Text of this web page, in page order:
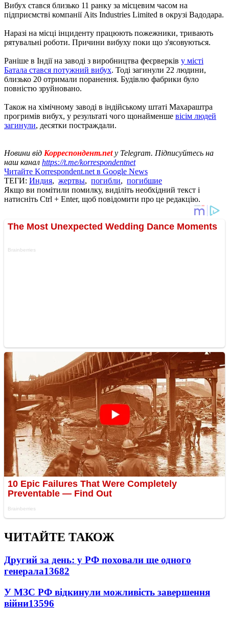
Вибух стався близько 11 ранку за місцевим часом на
підприємстві компанії Aits Industries Limited в окрузі Вадодара.
Наразі на місці інциденту працюють пожежники, тривають
рятувальні роботи. Причини вибуху поки що з'ясовуються.
Раніше в Індії на заводі з виробництва феєрверків у місті
Батала стався потужний вибух. Тоді загинули 22 людини,
близько 20 отримали поранення. Будівлю фабрики було
повністю зруйновано.
Також на хімічному заводі в індійському штаті Махараштра
прогримів вибух, у результаті чого щонайменше вісім людей
загинули, десятки постраждали.
Новини від Корреспондент.netу Telegram. Підписуйтесь на
наш канал https://t.me/korrespondentnet
Читайте Korrespondent.net в Google News
ТЕГИ: Индия, жертвы, погибли, погибшие
Якщо ви помітили помилку, виділіть необхідний текст і
натисніть Ctrl + Enter, щоб повідомити про це редакцію.
ЧИТАЙТЕ ТАКОЖ
Другий за день: у РФ поховали ще одного
генерала13682
У МЗС РФ відкинули можливість завершення
війни13596